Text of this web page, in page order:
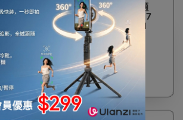
OFF
TELESIN 影像大師適
配手機殼 - iPhone16/17
Pro | 相容於 TELESIN
Master Grip |
7600mm²石墨烯散熱 |
散熱格柵設計
$178$198